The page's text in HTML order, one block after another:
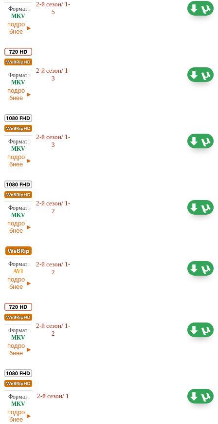
подро
бнее
2-й сезон/ 1-
5
подро
бнее
2-й сезон/ 1-
3
подро
бнее
2-й сезон/ 1-
3
подро
бнее
2-й сезон/ 1-
2
подро
бнее
2-й сезон/ 1-
2
подро
бнее
2-й сезон/ 1-
2
подро
бнее
2-й сезон/ 1